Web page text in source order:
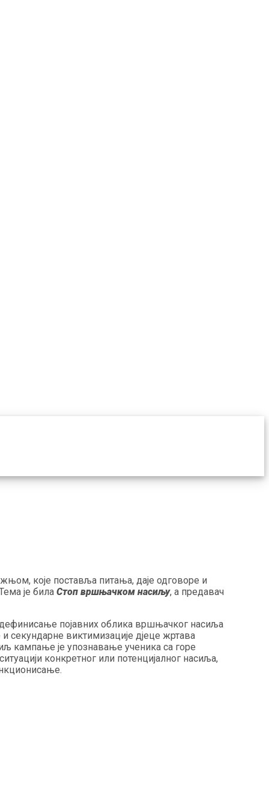
које поставља питања, даје одговоре и
је била Стоп вршњачком насиљу, а предавач
појавних облика вршњачког насиља
виктимизације дјеце жртава
кампање је упознавање ученика са горе
конкретног или потенцијалног насиља,